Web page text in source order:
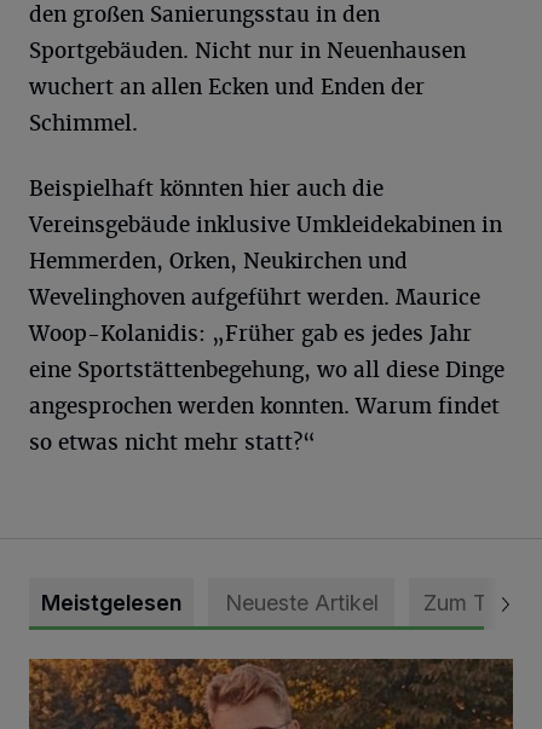
den großen Sanierungsstau in den
Sportgebäuden. Nicht nur in Neuenhausen
wuchert an allen Ecken und Enden der
Schimmel.
Beispielhaft könnten hier auch die
Vereinsgebäude inklusive Umkleidekabinen in
Hemmerden, Orken, Neukirchen und
Wevelinghoven aufgeführt werden. Maurice
Woop-Kolanidis: „Früher gab es jedes Jahr
eine Sportstättenbegehung, wo all diese Dinge
angesprochen werden konnten. Warum findet
so etwas nicht mehr statt?“
Meistgelesen Neueste Artikel Zum Thema
Mit Herzblut die Gemeinschaft leben